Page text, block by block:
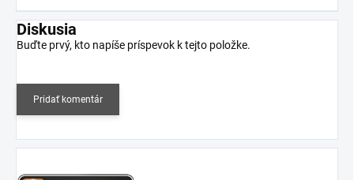
Diskusia
Buďte prvý, kto napíše príspevok k tejto položke.
Pridať komentár